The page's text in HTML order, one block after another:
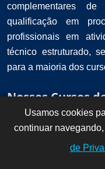
complementares
qualificação em
profissionais em
técnico estruturado,
para a maioria dos
Nossos Cursos
!
conosco
aqui!
Usamos cookies
continuar
de